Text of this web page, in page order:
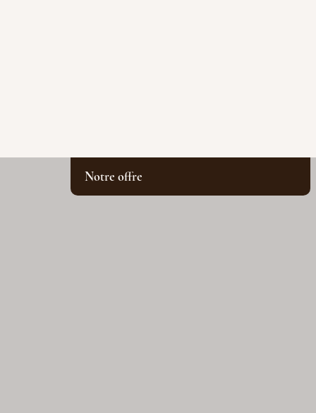
Notre offre